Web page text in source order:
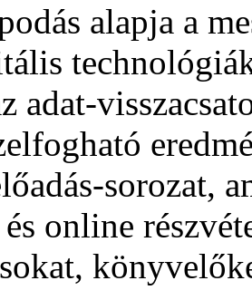
alapja a
adat-
sorozat,
és online